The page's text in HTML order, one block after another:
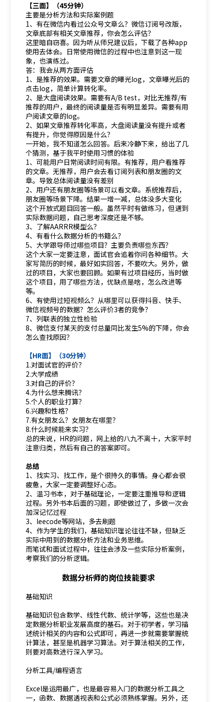
【三面】（45分钟）
主要是分析方法和实际案例题
1、有在微信内看过公众号文章么？微信订阅号改版，
文章底部有相关文章推荐，你会怎么评估？
这里暗自窃喜。因为听从师兄建议后，下载了各种app
使用去体会。日常使用微信的过程中也注意到这一现
象，也演练过。
答：我会从两方面评估
1、是推荐的效果。需要文章的曝光log，文章曝光后的
点击log，简单计算转化率。
2、是大盘阅读效果。需要有A/B test，对比无推荐/有
推荐的用户，最终的阅读量是否有明显差异。需要有用
户阅读文章的log。
2、如果文章推荐转化率高，大盘阅读量没有提升或者
有提升，你觉得原因是什么？
一开始，我不知道怎么回答。后来冷静下来，给出了几
个猜测，基于我平时使用习惯的体验
1、可能用户日常阅读时间有限。有推荐，用户看推荐
的文章。无推荐，用户会去看订阅列表和朋友圈的文
章。导致总体阅读量没有差别
2、用户还有朋友圈等场景可以看文章。系统推荐后，
朋友圈等场景下降。结果一增一减，总体没多大变化
这个开放式题目回答一般。虽然平时有做练习，但遇到
实际数据问题，自己思考深度还是不够。
3、了解AARRR模型么？
4、有看什么数据分析的书籍么？
5、大学跟导师过哪些项目？主要负责哪些东西？
这个大家一定要注意，面试官会追着你问各种细节。大
家写简历的时候，最好如实回答，不要吹大。另外，做
过的项目，大家也要回顾。如果有过项目经历，当时做
这个项目，用了哪些方法，优缺点是啥，怎么改进等
等。
6、有使用过短视频么？从哪里可以获得抖音、快手、
微信视频号的数据？怎么评价3者的竞争？
7、列联表的独立性检验
8、微信支付某天的支付总量同比发生5%的下降，你会
怎么查找原因？
【HR面】（30分钟）
1.对面试官的评价？
2.大学成绩
3.对自己的评价？
4.为什么想来腾讯？
5.个人的职业打算？
6.兴趣和性格？
7.有女朋友么？女朋友在哪里？
8.什么时候能来实习？
总的来说，HR的问题，网上给的八九不离十，大家平时
注意归类，然后有自己的答案即可。
总结
1、找实习、找工作，是个很持久的事情。身心都会很
疲惫，大家一定要调整好心态。
2、温习书本，对于基础理论，一定要注重推导和逻辑
过程。另外书本后面的习题，即使做过了，多做一次会
加深记忆过程
3、leecode等网站，多去刷题
4、作为学生的我们，基础知识理论往往不缺，但缺乏
实际中用到的数据分析方法和业务思维。
而笔试和面试过程中，往往会涉及一些实际分析案例，
考察我们的分析逻辑。
数据分析师的岗位技能要求
基础知识
基础知识包含数学、线性代数、统计学等，这些也是决
定数据分析职业发展高度的基石。对于初学者，学习描
述统计相关的内容和公式即可，再进一步就需要掌握统
计算法，甚至是机器学习算法。对于算法相关的工作，
则要对高数进行深入学习。
分析工具/编程语言
Excel是运用最广，也是最容易入门的数据分析工具之
一，函数、数据透视表和公式必须熟练掌握。另外，还